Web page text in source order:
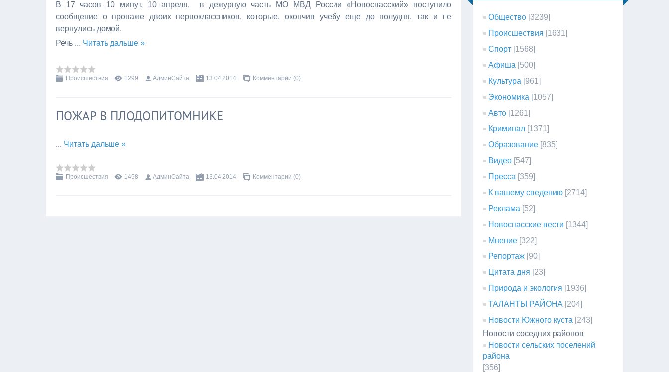
В 17 часов 10 минут, 10 апреля, в дежурную часть МО МВД России «Новоспасский» поступило
сообщение о пропаже двоих первоклассников, которые, окончив учебу еще до полудня, так и не
вернулись домой.
Речь ... Читать дальше »
Происшествия 1299 АдминСайта 13.04.2014 Комментарии (0)
ПОЖАР В ПЛОДОПИТОМНИКЕ
... Читать дальше »
Происшествия 1458 АдминСайта 13.04.2014 Комментарии (0)
Общество [3239]
Происшествия [1631]
Спорт [1568]
Афиша [500]
Культура [961]
Экономика [1057]
Авто [1261]
Криминал [1371]
Образование [835]
Видео [547]
Пресса [359]
К вашему сведению [2714]
Реклама [52]
Новоспасские вести [1344]
Мнение [322]
Репортаж [90]
Цитата дня [23]
Природа и экология [1936]
ТАЛАНТЫ РАЙОНА [204]
Новости Южного куста [243]
Новости соседних районов
Новости сельских поселений
района
[356]